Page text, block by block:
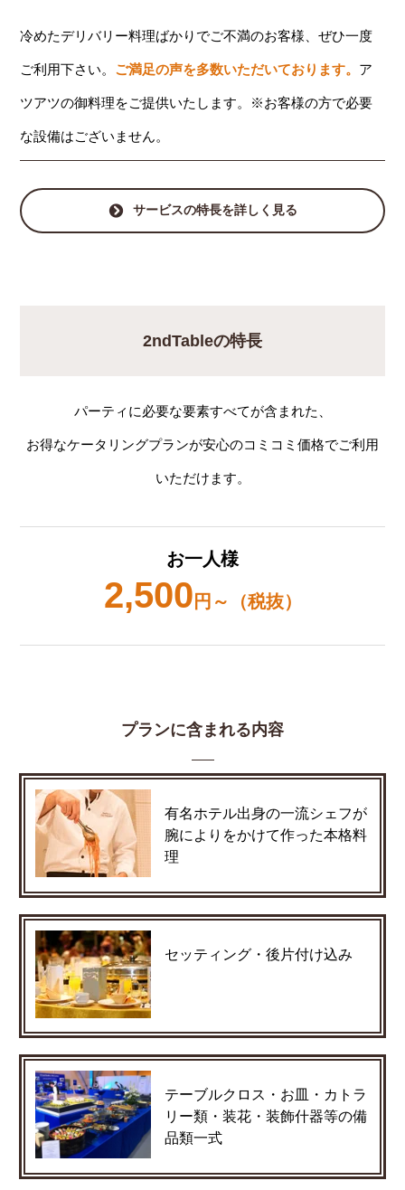
冷めたデリバリー料理ばかりでご不満のお客様、ぜひ一度
ご利用下さい。 ご満足の声を多数いただいております。 ア
ツアツの御料理をご提供いたします。※お客様の方で必要
な設備はございません。
サービスの特長を詳しく見る
2ndTableの特長
パーティに必要な要素すべてが含まれた、
お得なケータリングプランが安心のコミコミ価格でご利用
いただけます。
お一人様
2,500 円～（税抜）
プランに含まれる内容
有名ホテル出身の一流シェフが
腕によりをかけて作った本格料
理
セッティング・後片付け込み
テーブルクロス・お皿・カトラ
リー類・装花・装飾什器等の備
品類一式